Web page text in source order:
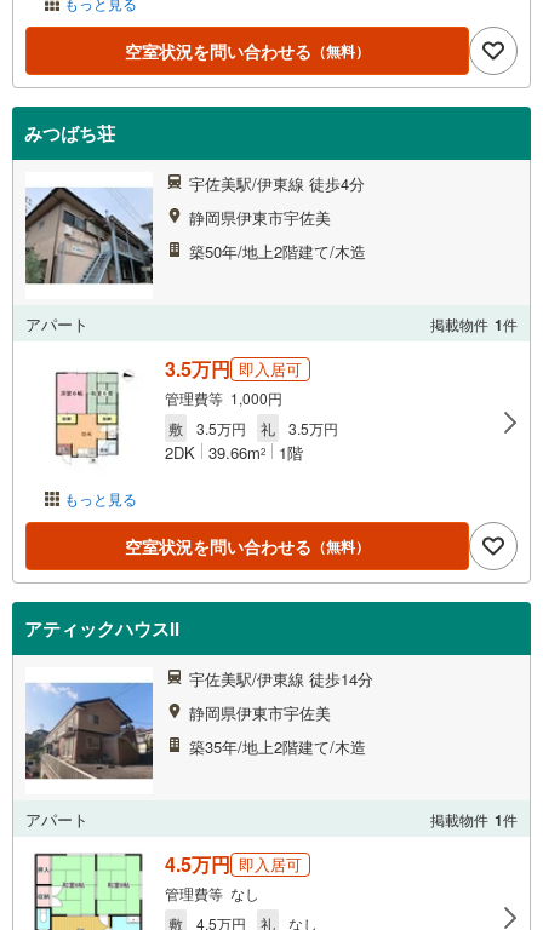
空室状況を問い合わせる （無料）
みつばち荘
宇佐美駅/伊東線 徒歩4分
静岡県伊東市宇佐美
築50年/地上2階建て/木造
アパート 掲載物件 1件
もっと見る
3.5万円 即入居可
管理費等 1,000円
敷
3.5万円 礼 3.5万円
2DK 39.66m2 1階
空室状況を問い合わせる （無料）
アティックハウスII
宇佐美駅/伊東線 徒歩14分
静岡県伊東市宇佐美
築35年/地上2階建て/木造
アパート 掲載物件 1件
4.5万円 即入居可
管理費等 なし
敷
4.5万円 礼 なし